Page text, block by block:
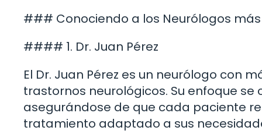
### Conociendo a los Neurólogos
#### 1. Dr. Juan Pérez
El Dr. Juan Pérez es un neurólogo con
trastornos neurológicos. Su enfoque
asegurándose de que cada paciente
tratamiento adaptado a sus